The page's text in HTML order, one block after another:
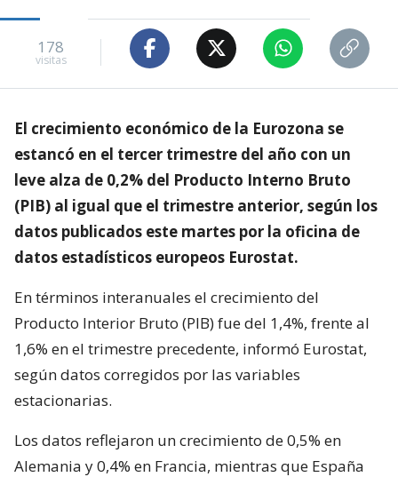
178
visitas
El crecimiento económico de la Eurozona se
estancó en el tercer trimestre del año con un
leve alza de 0,2% del Producto Interno Bruto
(PIB) al igual que el trimestre anterior, según los
datos publicados este martes por la oficina de
datos estadísticos europeos Eurostat.
En términos interanuales el crecimiento del
Producto Interior Bruto (PIB) fue del 1,4%, frente al
1,6% en el trimestre precedente, informó Eurostat,
según datos corregidos por las variables
estacionarias.
Los datos reflejaron un crecimiento de 0,5% en
Alemania y 0,4% en Francia, mientras que España